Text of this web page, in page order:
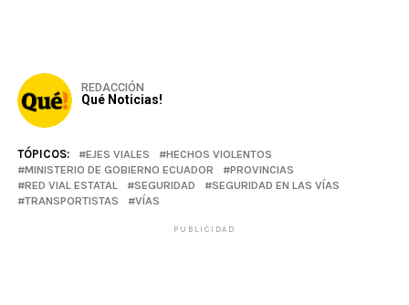
REDACCIÓN
Qué Noticias!
TÓPICOS: EJES VIALES
HECHOS VIOLENTOS
MINISTERIO DE GOBIERNO ECUADOR
PROVINCIAS
RED VIAL ESTATAL
SEGURIDAD
SEGURIDAD EN LAS VÍAS
TRANSPORTISTAS
VÍAS
PUBLICIDAD